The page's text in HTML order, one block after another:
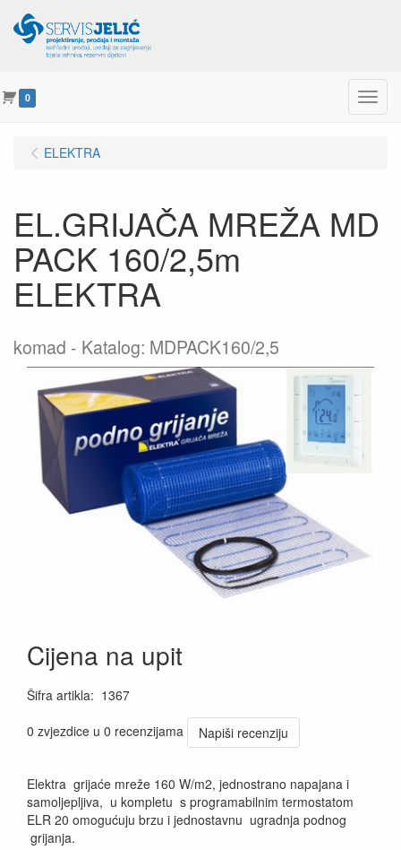
0 Menu
ELEKTRA
EL.GRIJAČA MREŽA MD
PACK 160/2,5m
ELEKTRA
komad Katalog: MDPACK160/2,5
Cijena na upit
Šifra artikla: 1367
0 zvjezdice u 0 recenzijama
Napiši recenziju
Elektra grijaće mreže 160 W/m2, jednostrano napajana i
samoljepljiva, u kompletu s programabilnim termostatom
ELR 20 omogućuju brzu i jednostavnu ugradnja podnog
grijanja.